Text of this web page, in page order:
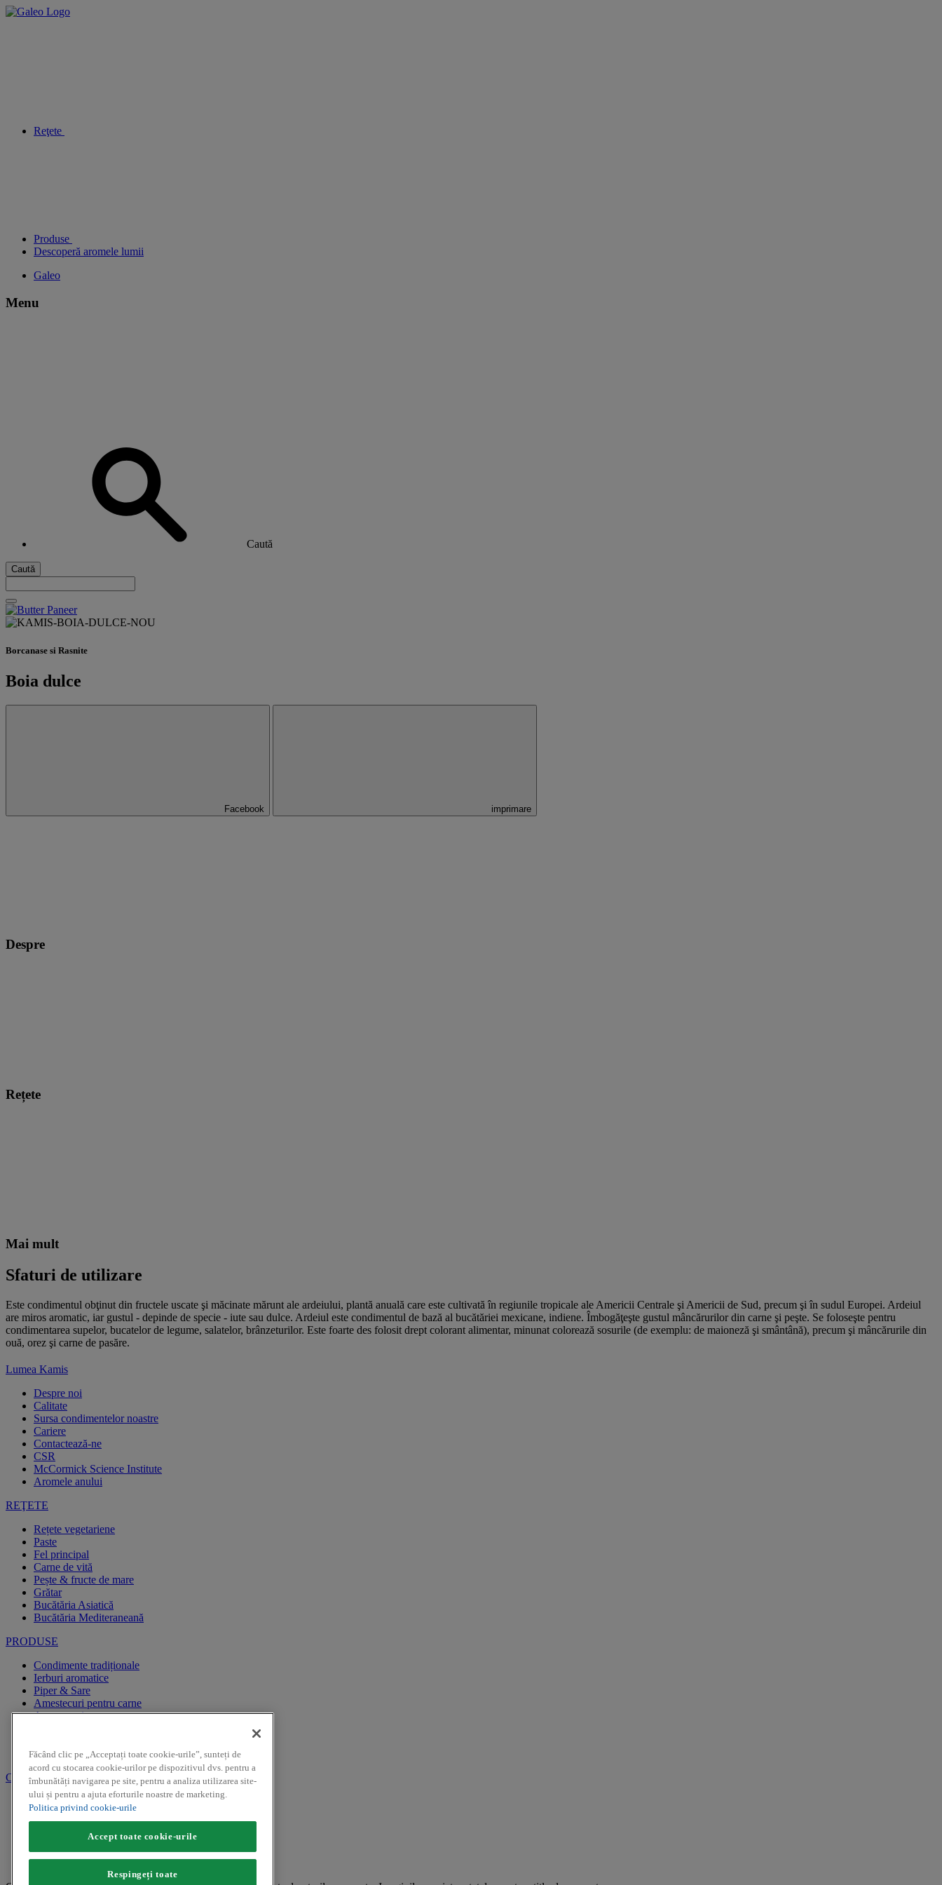
Reţete
Produse
Descoperă aromele lumii
Galeo
Menu
Caută
Caută
Borcanase si Rasnite
Boia dulce
Facebook imprimare
Despre
Rețete
Mai mult
Sfaturi de utilizare
Este condimentul obţinut din fructele uscate şi măcinate mărunt ale ardeiului, plantă anuală care este cultivată în regiunile tropicale ale Americii Centrale şi Americii de Sud, precum şi în sudul Europei. Ardeiul
are miros aromatic, iar gustul - depinde de specie - iute sau dulce. Ardeiul este condimentul de bază al bucătăriei mexicane, indiene. Îmbogăţeşte gustul mâncărurilor din carne şi peşte. Se foloseşte pentru
condimentarea supelor, bucatelor de legume, salatelor, brânzeturilor. Este foarte des folosit drept colorant alimentar, minunat colorează sosurile (de exemplu: de maioneză şi smântână), precum şi mâncărurile din
ouă, orez şi carne de pasăre.
Lumea Kamis
Despre noi
Calitate
Sursa condimentelor noastre
Cariere
Contactează-ne
CSR
McCormick Science Institute
Aromele anului
REŢETE
Rețete vegetariene
Paste
Fel principal
Carne de vită
Pește & fructe de mare
Grătar
Bucătăria Asiatică
Bucătăria Mediteraneană
PRODUSE
Condimente tradiționale
Ierburi aromatice
Piper & Sare
Amestecuri pentru carne
Amestecuri pentru pește
Muștar
CAMPANII PROMOTIONALE
REGULAMENTE CAMPANII PROMOTIONALE
CAMPANII PROMOTIONALE
Facebook
Youtube
Instagram
Făcând clic pe „Acceptați toate cookie-urile”, sunteți de
acord cu stocarea cookie-urilor pe dispozitivul dvs. pentru a
îmbunătăți navigarea pe site, pentru a analiza utilizarea site-
ului și pentru a ajuta eforturile noastre de marketing.
Politica privind cookie-urile
Accept toate cookie-urile
Respingeți toate